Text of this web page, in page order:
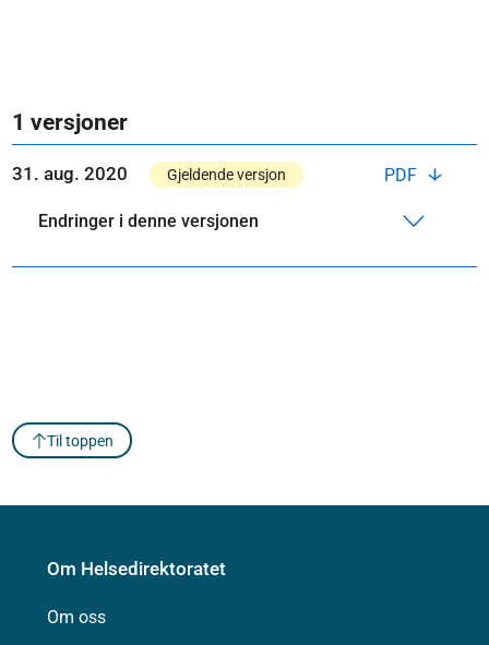
1 versjoner
PDF
31. aug. 2020 Gjeldende versjon
Endringer i denne versjonen
Til toppen
Om Helsedirektoratet
Om oss